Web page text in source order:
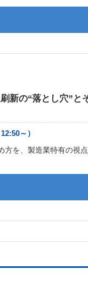
新の“落とし穴”と
～）
を、製造業特有の視